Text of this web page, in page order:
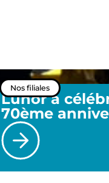
Nos filiales
Lunor a
70ème